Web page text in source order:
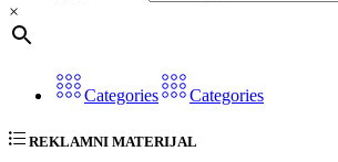
×
Categories Categories
REKLAMNI MATERIJAL